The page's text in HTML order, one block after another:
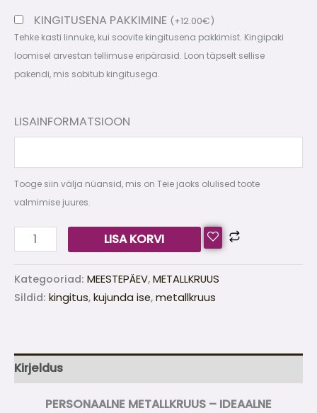
KINGITUSENA PAKKIMINE (+12.00€)
Tehke kasti linnuke, kui soovite kingitusena pakkimist. Kingipaki
loomisel arvestan tellimuse eripärasid. Loon täpselt sellise
pakendi, mis sobitub kingitusega.
LISAINFORMATSIOON
Tooge siin välja nüansid, mis on Teie jaoks olulised toote
valmimise juures.
LISA KORVI
Kategooriad: MEESTEPÄEV,METALLKRUUS
Sildid: kingitus,kujunda ise,metallkruus
Kirjeldus
PERSONAALNE METALLKRUUS – IDEAALNE